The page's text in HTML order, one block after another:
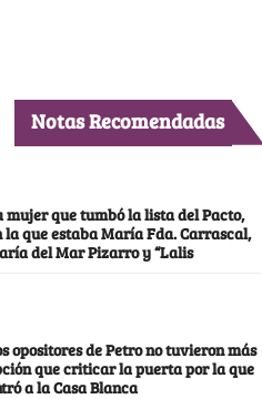
Notas Recomendadas
mujer que tumbó la lista del Pacto,
la que estaba María Fda. Carrascal,
del Mar Pizarro y “Lalis
opositores de Petro no tuvieron más
que criticar la puerta por la que
a la Casa Blanca